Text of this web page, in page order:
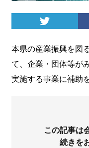
本県の産業振興を図
て、企業・団体等が
実施する事業に補助
この記事は
続きを